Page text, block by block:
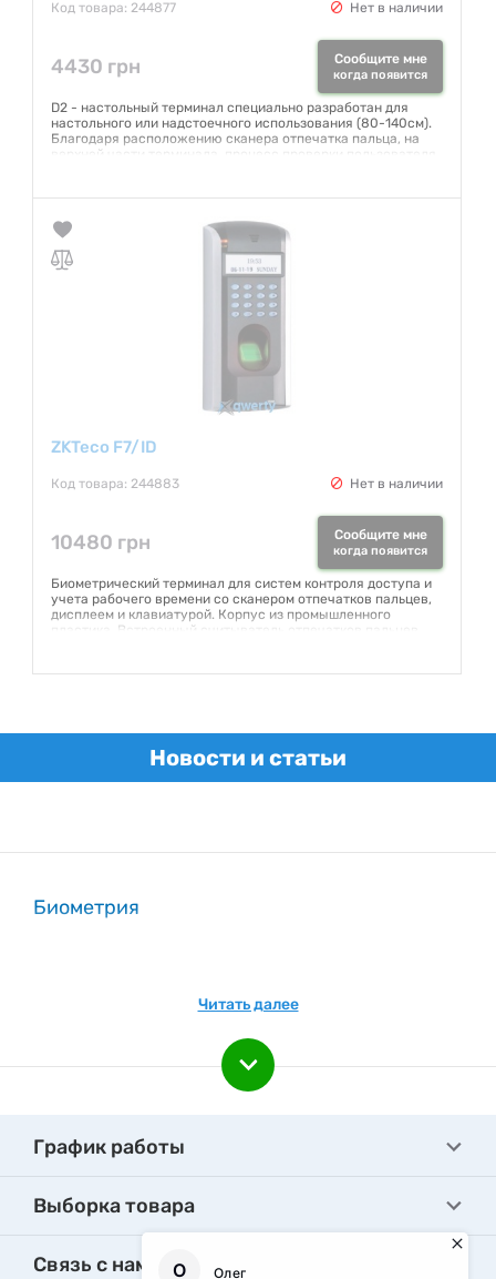
Код товара: 244877 Нет в наличии
4430 грн Сообщите мне
когда появится
D2 - настольный терминал специально разработан для
настольного или надстоечного использования (80-140см).
Благодаря расположению сканера отпечатка пальца, на
верхней части терминала, процесс проверки пользователя
точную проверку отпечатков пальцев.
Гарантия:
ZKTeco F7/ID
Код товара: 244883 Нет в наличии
10480 грн Сообщите мне
когда появится
Биометрический терминал для систем контроля доступа и
учета рабочего времени со сканером отпечатков пальцев,
дисплеем и клавиатурой. Корпус из промышленного
пластика. Встроенный считыватель отпечатков пальцев,
Finger 9.0, голосовое сопровождение прохода.
Новости и статьи
Биометрия
Читать далее
График работы
Выборка товара
Связь с нами